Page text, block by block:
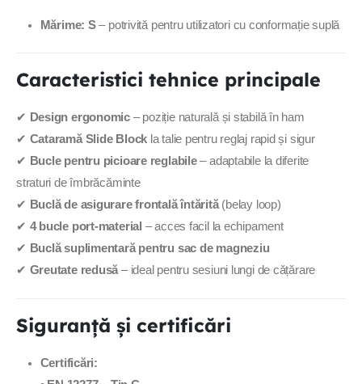
Mărime: S– potrivită pentru utilizatori cu conformație suplă
Caracteristici tehnice principale
✔ Design ergonomic – poziție naturală și stabilă în ham
✔ Cataramă Slide Block la talie pentru reglaj rapid și sigur
✔ Bucle pentru picioare reglabile– adaptabile la diferite
straturi de îmbrăcăminte
✔ Buclă de asigurare frontală întărită(belay loop)
✔ 4 bucle port-material – acces facil la echipament
✔ Buclă suplimentară pentru sac de magneziu
✔ Greutate redusă– ideal pentru sesiuni lungi de cățărare
Siguranță și certificări
Certificări: